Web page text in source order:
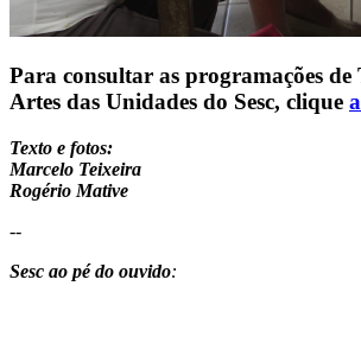
Para consultar as programações de
Artes das Unidades do Sesc, clique
Texto e fotos:
Marcelo Teixeira
Rogério Mative
--
Sesc ao pé do ouvido: